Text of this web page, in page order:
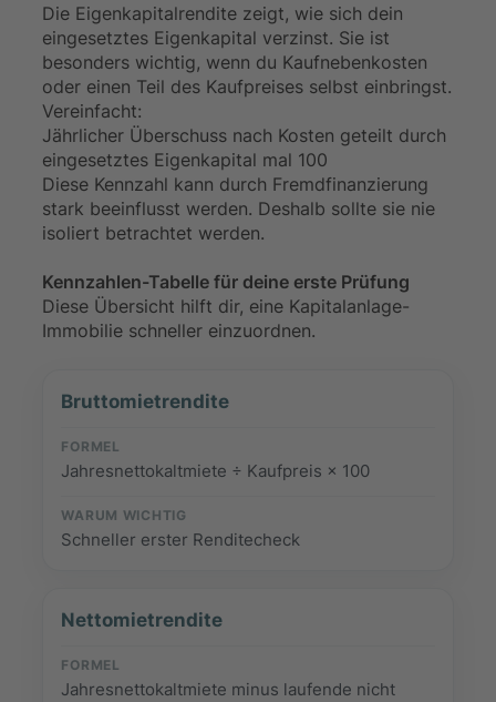
Die Eigenkapitalrendite zeigt, wie sich dein
eingesetztes Eigenkapital verzinst. Sie ist
besonders wichtig, wenn du Kaufnebenkosten
oder einen Teil des Kaufpreises selbst einbringst.
Vereinfacht:
Jährlicher Überschuss nach Kosten geteilt durch
eingesetztes Eigenkapital mal 100
Diese Kennzahl kann durch Fremdfinanzierung
stark beeinflusst werden. Deshalb sollte sie nie
isoliert betrachtet werden.
Kennzahlen-Tabelle für deine erste Prüfung
Diese Übersicht hilft dir, eine Kapitalanlage-
Immobilie schneller einzuordnen.
Bruttomietrendite
Jahresnettokaltmiete ÷ Kaufpreis × 100
Schneller erster Renditecheck
Nettomietrendite
Jahresnettokaltmiete minus laufende nicht